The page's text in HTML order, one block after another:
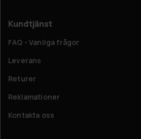
Kundtjänst
FAQ - Vanliga frågor
Leverans
Returer
Reklamationer
Kontakta oss